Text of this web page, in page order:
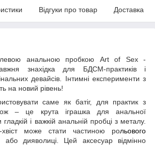
Відгуки про товар Доставка
анальною пробкою Art of Sex -
знахідка для БДСМ-практиків і
девайсів. Інтимні експерименти з
на новий рівень!
саме як батіг, для практик з
– це крута іграшка для анальної
гладкій і важкій анальній пробці з металу.
хвіст може стати частиною рольового
або дияволиці. Цей аксесуар відмінно